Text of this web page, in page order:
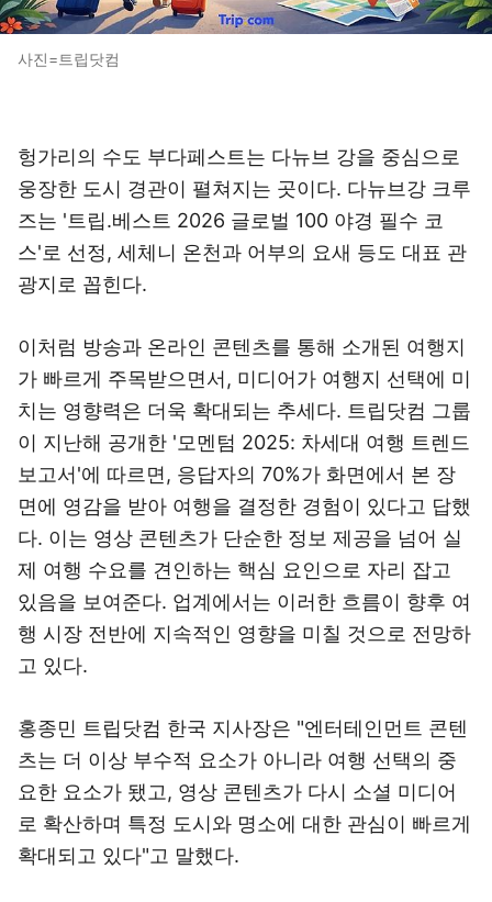
사진=트립닷컴
헝가리의 수도 부다페스트는 다뉴브 강을 중심으로
웅장한 도시 경관이 펼쳐지는 곳이다. 다뉴브강 크루
즈는 '트립.베스트 2026 글로벌 100 야경 필수 코
스'로 선정, 세체니 온천과 어부의 요새 등도 대표 관
광지로 꼽힌다.
이처럼 방송과 온라인 콘텐츠를 통해 소개된 여행지
가 빠르게 주목받으면서, 미디어가 여행지 선택에 미
치는 영향력은 더욱 확대되는 추세다. 트립닷컴 그룹
이 지난해 공개한 '모멘텀 2025: 차세대 여행 트렌드
보고서'에 따르면, 응답자의 70%가 화면에서 본 장
면에 영감을 받아 여행을 결정한 경험이 있다고 답했
다. 이는 영상 콘텐츠가 단순한 정보 제공을 넘어 실
제 여행 수요를 견인하는 핵심 요인으로 자리 잡고
있음을 보여준다. 업계에서는 이러한 흐름이 향후 여
행 시장 전반에 지속적인 영향을 미칠 것으로 전망하
고 있다.
홍종민 트립닷컴 한국 지사장은 "엔터테인먼트 콘텐
츠는 더 이상 부수적 요소가 아니라 여행 선택의 중
요한 요소가 됐고, 영상 콘텐츠가 다시 소셜 미디어
로 확산하며 특정 도시와 명소에 대한 관심이 빠르게
확대되고 있다"고 말했다.